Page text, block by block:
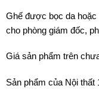
Ghế được bọc da
cho phòng giám đốc,
Giá sản phẩm trên
Sản phẩm của Nội thất